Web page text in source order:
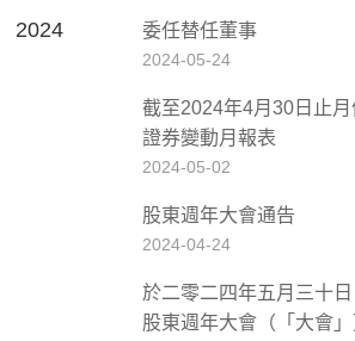
2024 委任替任董事
2024-05-24
截至2024年4月30日止
證券變動月報表
2024-05-02
股東週年大會通告
2024-04-24
於二零二四年五月三十
股東週年大會（「大會